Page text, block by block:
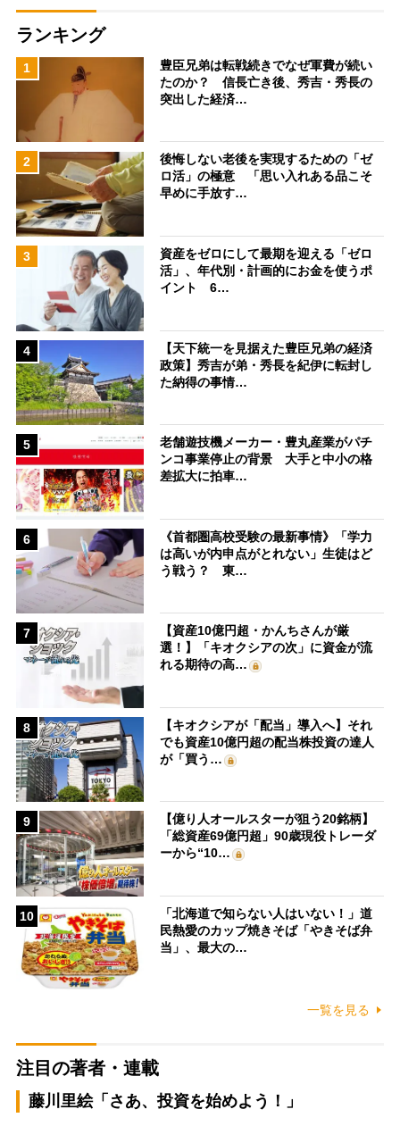
ランキング
1
豊臣兄弟は転戦続きでなぜ軍費が続い
たのか？ 信長亡き後、秀吉・秀長の
突出した経済…
2
後悔しない老後を実現するための「ゼ
ロ活」の極意 「思い入れある品こそ
早めに手放す…
3
資産をゼロにして最期を迎える「ゼロ
活」、年代別・計画的にお金を使うポ
イント 6…
4
【天下統一を見据えた豊臣兄弟の経済
政策】秀吉が弟・秀長を紀伊に転封し
た納得の事情…
5
老舗遊技機メーカー・豊丸産業がパチ
ンコ事業停止の背景 大手と中小の格
差拡大に拍車…
6
《首都圏高校受験の最新事情》「学力
は高いが内申点がとれない」生徒はど
う戦う？ 東…
7
【資産10億円超・かんちさんが厳
選！】「キオクシアの次」に資金が流
れる期待の高…
8
【キオクシアが「配当」導入へ】それ
でも資産10億円超の配当株投資の達人
が「買う…
9
【億り人オールスターが狙う20銘柄】
「総資産69億円超」90歳現役トレーダ
ーから“10…
10
「北海道で知らない人はいない！」道
民熱愛のカップ焼きそば「やきそば弁
当」、最大の…
一覧を見る
注目の著者・連載
藤川里絵「さあ、投資を始めよう！」